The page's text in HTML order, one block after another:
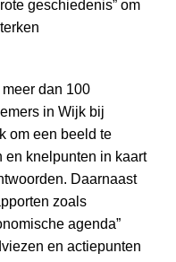
geschiedenis” om
dan 100
in Wijk bij
om een beeld te
en knelpunten in kaart
Daarnaast
zoals
agenda”
en actiepunten